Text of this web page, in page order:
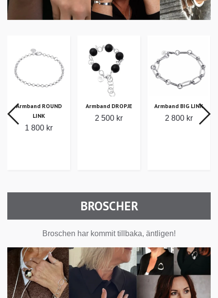
Armband ROUND
LINK
1 800 kr
Armband DROPJE
2 500 kr
Armband BIG LINK
2 800 kr
BROSCHER
Broschen har kommit tillbaka, äntligen!